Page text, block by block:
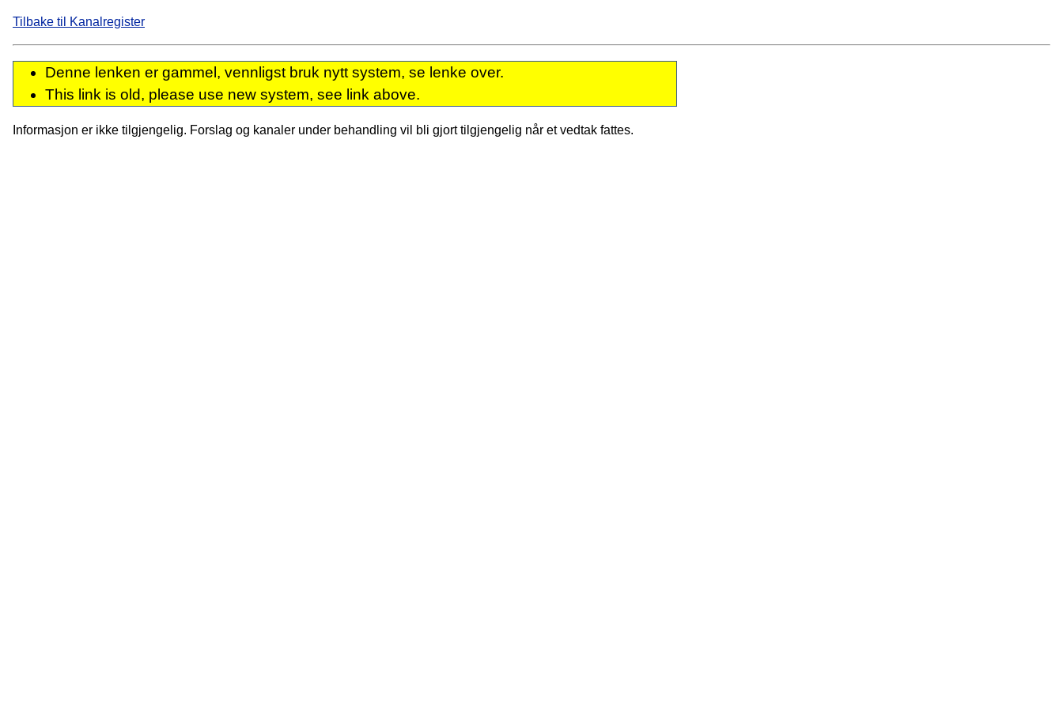
Tilbake til Kanalregister
Denne lenken er gammel, vennligst bruk nytt system, se lenke over.
This link is old, please use new system, see link above.
Informasjon er ikke tilgjengelig. Forslag og kanaler under behandling vil bli gjort tilgjengelig når et vedtak fattes.